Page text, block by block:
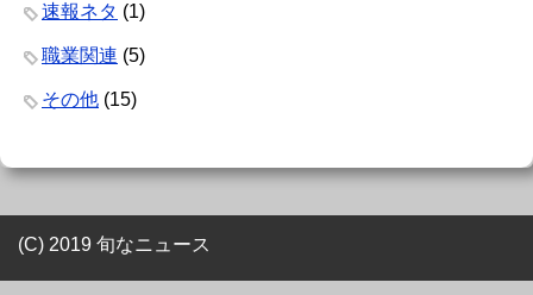
速報ネタ (1)
職業関連 (5)
その他 (15)
(C) 2019 旬なニュース